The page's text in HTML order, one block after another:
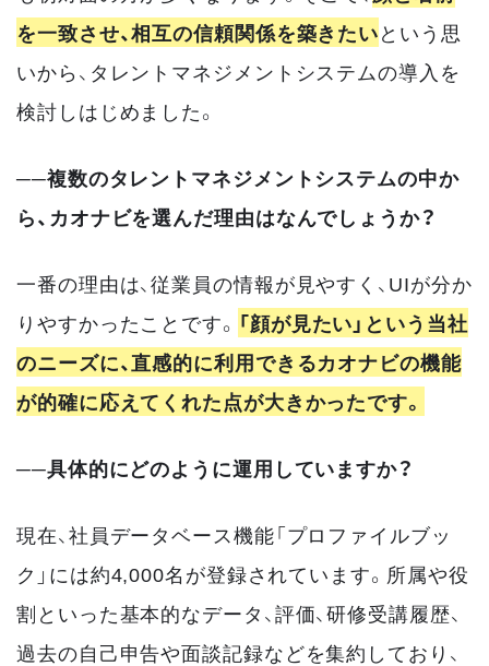
を一致させ、相互の信頼関係を築きたいという思
いから、タレントマネジメントシステムの導入を
検討しはじめました。
──複数のタレントマネジメントシステムの中か
ら、カオナビを選んだ理由はなんでしょうか？
一番の理由は、従業員の情報が見やすく、UIが分か
りやすかったことです。 「顔が見たい」という当社
のニーズに、直感的に利用できるカオナビの機能
が的確に応えてくれた点が大きかったです。
──具体的にどのように運用していますか？
現在、社員データベース機能「プロファイルブッ
ク」には約4,000名が登録されています。所属や役
割といった基本的なデータ、評価、研修受講履歴、
過去の自己申告や面談記録などを集約しており、